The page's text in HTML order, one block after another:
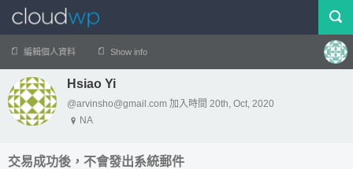
編輯個人資料 Show info
帳號 登出
Hsiao Yi
@arvinsho@gmail.com 加入時間 20th, Oct, 2020
NA
交易成功後，不會發出系統郵件